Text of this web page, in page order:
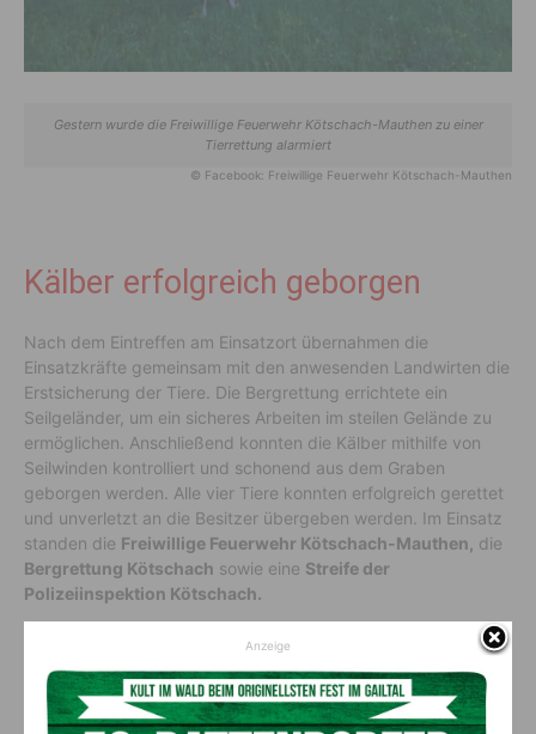
Gestern wurde die Freiwillige Feuerwehr Kötschach-Mauthen zu einer
Tierrettung alarmiert
© Facebook: Freiwillige Feuerwehr Kötschach-Mauthen
Kälber erfolgreich geborgen
Nach dem Eintreffen am Einsatzort übernahmen die
Einsatzkräfte gemeinsam mit den anwesenden Landwirten die
Erstsicherung der Tiere. Die Bergrettung errichtete ein
Seilgeländer, um ein sicheres Arbeiten im steilen Gelände zu
ermöglichen. Anschließend konnten die Kälber mithilfe von
Seilwinden kontrolliert und schonend aus dem Graben
geborgen werden. Alle vier Tiere konnten erfolgreich gerettet
und unverletzt an die Besitzer übergeben werden. Im Einsatz
standen die Freiwillige Feuerwehr Kötschach-Mauthen, die
Bergrettung Kötschach sowie eine Streife der
Polizeiinspektion Kötschach.
Ein Sir in der Politik –
verbindend statt spaltend
Der Wald ist sein Leben
Anzeige